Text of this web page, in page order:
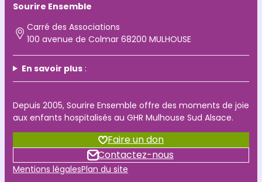
Sourire Ensemble
Carré des Associations
100 avenue de Colmar 68200 MULHOUSE
En savoir plus:
Depuis 2005, Sourire Ensemble offre des moments de joie
aux enfants hospitalisés au GHR Mulhouse Sud Alsace.
Faire un don
Contactez-nous
Mentions légalesPlan du site